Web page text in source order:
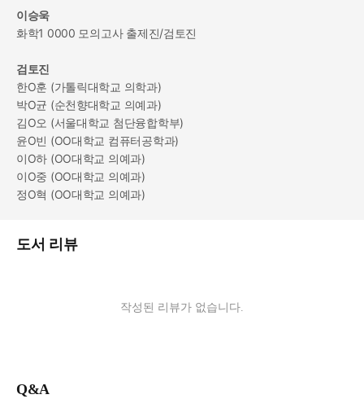
이승욱
화학1 0000 모의고사 출제진/검토진
검토진
한O훈 (가톨릭대학교 의학과)
박O균 (순천향대학교 의예과)
김O오 (서울대학교 첨단융합학부)
윤O빈 (OO대학교 컴퓨터공학과)
이O하 (OO대학교 의예과)
이O중 (OO대학교 의예과)
정O혁 (OO대학교 의예과)
도서 리뷰
작성된 리뷰가 없습니다.
Q&A